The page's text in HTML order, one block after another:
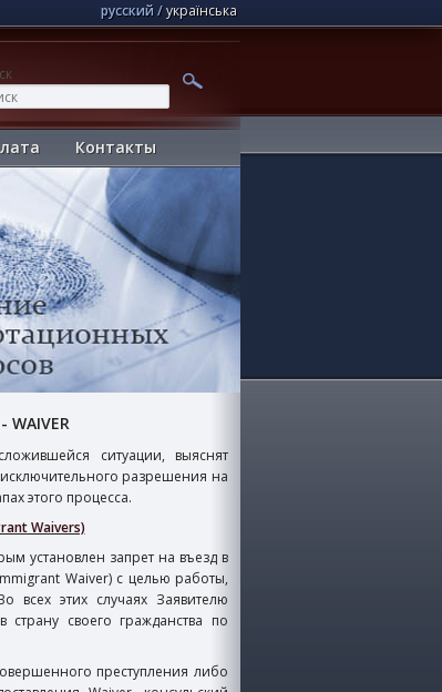
русский українська
Контакты
ситуации, выяснят
разрешения на
этого процесса.
Waivers)
установлен запрет на въезд в
Waiver) с целью работы,
всех этих случаях Заявителю
страну своего гражданства по
преступления либо